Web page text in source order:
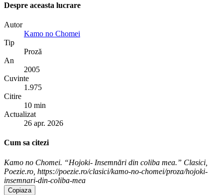
Despre aceasta lucrare
Autor
Kamo no Chomei
Tip
Proză
An
2005
Cuvinte
1.975
Citire
10 min
Actualizat
26 apr. 2026
Cum sa citezi
Kamo no Chomei. “Hojoki- Insemnări din coliba mea.” Clasici,
Poezie.ro, https://poezie.ro/clasici/kamo-no-chomei/proza/hojoki-
insemnari-din-coliba-mea
Copiaza